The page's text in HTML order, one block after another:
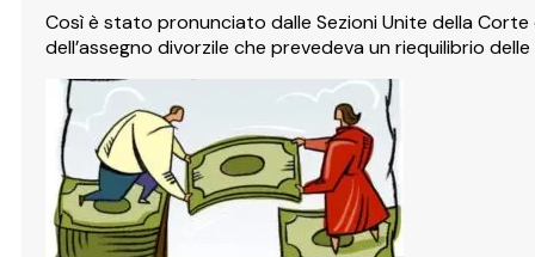
Così è stato pronunciato dalle Sezioni Unite della
dell’assegno divorzile che prevedeva un riequilibrio